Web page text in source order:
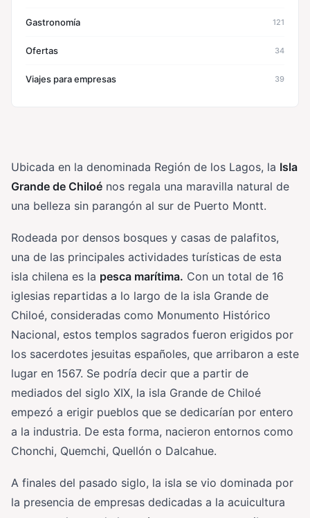
Gastronomía 121
Ofertas 34
Viajes para empresas 39
Ubicada en la denominada Región de los Lagos, la Isla
Grande de Chiloé nos regala una maravilla natural de
una belleza sin parangón al sur de Puerto Montt.
Rodeada por densos bosques y casas de palafitos,
una de las principales actividades turísticas de esta
isla chilena es la pesca marítima. Con un total de 16
iglesias repartidas a lo largo de la isla Grande de
Chiloé, consideradas como Monumento Histórico
Nacional, estos templos sagrados fueron erigidos por
los sacerdotes jesuitas españoles, que arribaron a este
lugar en 1567. Se podría decir que a partir de
mediados del siglo XIX, la isla Grande de Chiloé
empezó a erigir pueblos que se dedicarían por entero
a la industria. De esta forma, nacieron entornos como
Chonchi, Quemchi, Quellón o Dalcahue.
A finales del pasado siglo, la isla se vio dominada por
la presencia de empresas dedicadas a la acuicultura